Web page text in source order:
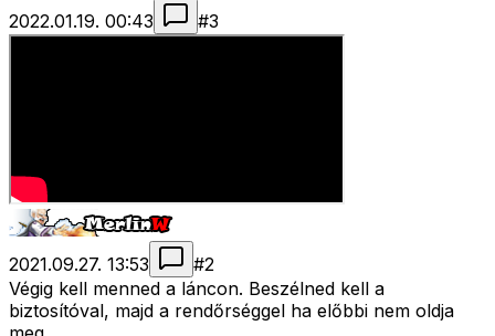
2022.01.19. 00:43
#3
2021.09.27. 13:53 #2
Végig kell menned a láncon. Beszélned kell a
biztosítóval, majd a rendőrséggel ha előbbi nem oldja